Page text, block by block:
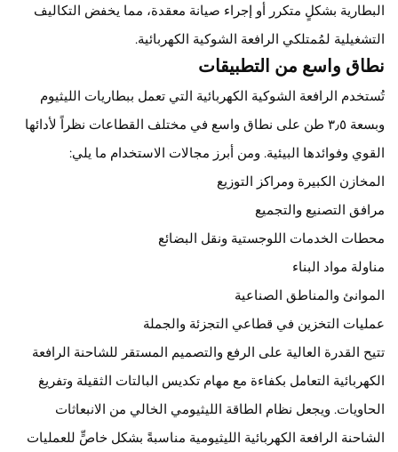
البطارية بشكلٍ متكرر أو إجراء صيانة معقدة، مما يخفض التكاليف
التشغيلية لمُمتلكي الرافعة الشوكية الكهربائية.
نطاق واسع من التطبيقات
تُستخدم الرافعة الشوكية الكهربائية التي تعمل ببطاريات الليثيوم
وبسعة ٣٫٥ طن على نطاق واسع في مختلف القطاعات نظراً لأدائها
القوي وفوائدها البيئية. ومن أبرز مجالات الاستخدام ما يلي:
المخازن الكبيرة ومراكز التوزيع
مرافق التصنيع والتجميع
محطات الخدمات اللوجستية ونقل البضائع
مناولة مواد البناء
الموانئ والمناطق الصناعية
عمليات التخزين في قطاعي التجزئة والجملة
تتيح القدرة العالية على الرفع والتصميم المستقر للشاحنة الرافعة
الكهربائية التعامل بكفاءة مع مهام تكديس البالتات الثقيلة وتفريغ
الحاويات. ويجعل نظام الطاقة الليثيومي الخالي من الانبعاثات
الشاحنة الرافعة الكهربائية الليثيومية مناسبةً بشكل خاصٍّ للعمليات